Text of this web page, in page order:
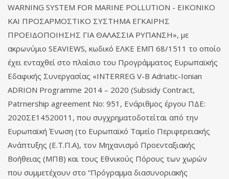
WARNING SYSTEM FOR MARINE POLLUTION - ΕΙΚΟΝΙΚΟ
ΚΑΙ ΠΡΟΣΑΡΜΟΣΤΙΚΟ ΣΥΣΤΗΜΑ ΕΓΚΑΙΡΗΣ
ΠΡΟΕΙΔΟΠΟΙΗΣΗΣ ΓΙΑ ΘΑΛΑΣΣΙΑ ΡΥΠΑΝΣΗ», με
ακρωνύμιο SEAVIEWS, κωδικό ΕΛΚΕ ΕΜΠ 68/1511 το οποίο
έχει ενταχθεί στο πλαίσιο του Προγράμματος Ευρωπαϊκής
Εδαφικής Συνεργασίας «INTERREG V-B Adriatic-Ionian
ADRION Programme 2014 – 2020 (Subsidy Contract,
Patrnership agreement No: 951, Ενάριθμος έργου ΠΔΕ:
2020ΣΕ14520011, που συγχρηματοδοτείται από την
Ευρωπαϊκή Ένωση (το Ευρωπαϊκό Ταμείο Περιφερειακής
Ανάπτυξης (Ε.Τ.Π.Α), τον Μηχανισμό Προενταξιακής
Βοήθειας (ΜΠΒ) και τους Εθνικούς Πόρους των χωρών
που συμμετέχουν στο “Πρόγραμμα διασυνοριακής